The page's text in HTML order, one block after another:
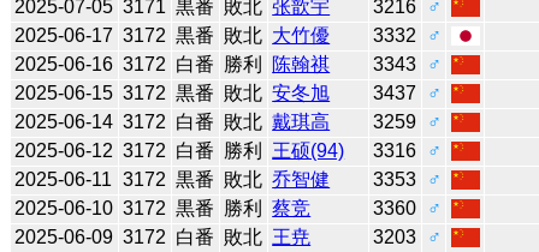
2025-07-05 3171 黒番 敗北 张歆宇 3216
♂
2025-06-17 3172 黒番 敗北 大竹優 3332
♂
2025-06-16 3172 白番 勝利 陈翰祺 3343
♂
2025-06-15 3172 黒番 敗北 安冬旭 3437
♂
2025-06-14 3172 白番 敗北 戴琪高 3259
♂
2025-06-12 3172 白番 勝利 王硕(94) 3316
♂
2025-06-11 3172 黒番 敗北 乔智健 3353
♂
2025-06-10 3172 黒番 勝利 蔡竞 3360
♂
2025-06-09 3172 白番 敗北 王尭 3203
♂